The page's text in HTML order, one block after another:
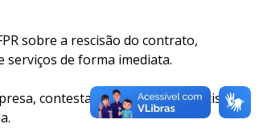
sobre a rescisão do contrato,
de forma imediata.
contestando a forma da rescisão,